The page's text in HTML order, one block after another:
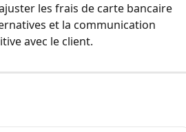
les frais de carte bancaire
et la communication
avec le client.